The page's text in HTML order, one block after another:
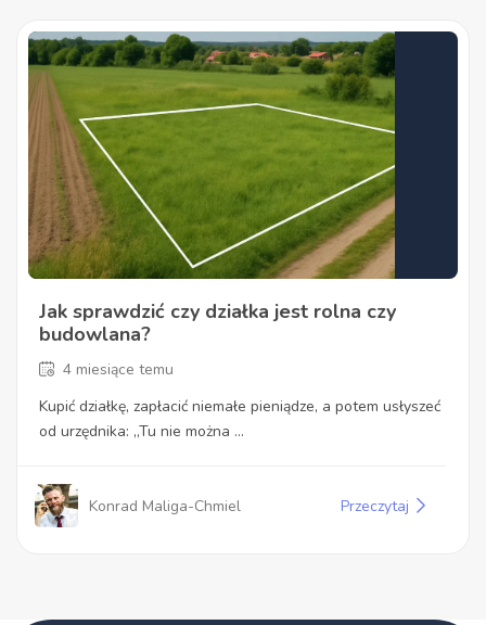
Jak sprawdzić czy działka jest rolna czy
budowlana?
4 miesiące temu
Kupić działkę, zapłacić niemałe pieniądze, a potem usłyszeć
od urzędnika: „Tu nie można ...
Konrad Maliga-Chmiel Przeczytaj